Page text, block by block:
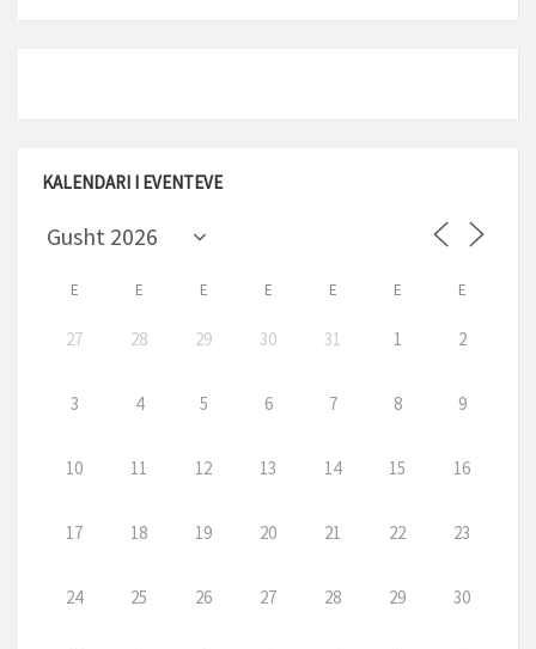
KALENDARI I EVENTEVE
E E E E E E E
27 28 29 30 31 1 2
3 4 5 6 7 8 9
10 11 12 13 14 15 16
17 18 19 20 21 22 23
24 25 26 27 28 29 30